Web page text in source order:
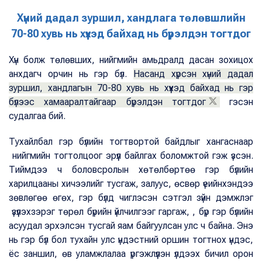
Хүний дадал зуршил, хандлага төлөвшлийн
70-80 хувь нь хүүхэд байхад нь бүрэлдэн тогтдог
Хүн болж төлөвших, нийгмийн амьдралд дасан зохицох
анхдагч орчин нь гэр бүл. Насанд хүрсэн хүний дадал
зуршил, хандлагын 70-80 хувь нь хүүхэд байхад нь гэр
бүлээс хамааралтайгаар бүрэлдэн тогтдог
гэсэн
судалгаа бий.
Тухайлбал гэр бүлийн тогтвортой байдлыг хангаснаар
нийгмийн тогтолцоог эрүүл байлгах боломжтой гэж үзсэн.
Тиймдээ ч боловсролын хөтөлбөртөө гэр бүлийн
харилцааны хичээлийг тусгаж, залуус, өсвөр үеийнхэндээ
зөвлөгөө өгөх, гэр бүлд чиглэсэн сэтгэл зүйн дэмжлэг
үзүүлэхзэрэг төрөл бүрийн үйлчилгээг гаргаж, , бүр гэр бүлийн
асуудал эрхэлсэн тусгай яам байгуулсан улс ч байна. Энэ
нь гэр бүл бол тухайн улс үндэстний оршин тогтнох үндэс,
ёс заншил, өв уламжлалаа үргэжлүүлэн үлдээх бичил орон